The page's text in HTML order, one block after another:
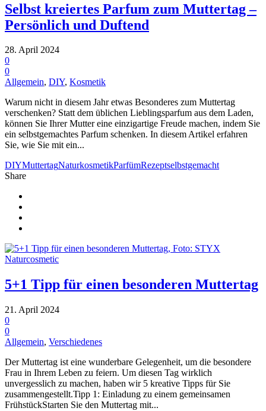
Selbst kreiertes Parfum zum Muttertag –
Persönlich und Duftend
28. April 2024
0
0
Allgemein, DIY, Kosmetik
Warum nicht in diesem Jahr etwas Besonderes zum Muttertag
verschenken? Statt dem üblichen Lieblingsparfum aus dem Laden,
können Sie Ihrer Mutter eine einzigartige Freude machen, indem Sie
ein selbstgemachtes Parfum schenken. In diesem Artikel erfahren
Sie, wie Sie mit ein...
DIYMuttertagNaturkosmetikParfümRezeptselbstgemacht
Share
5+1 Tipp für einen besonderen Muttertag
21. April 2024
0
0
Allgemein, Verschiedenes
Der Muttertag ist eine wunderbare Gelegenheit, um die besondere
Frau in Ihrem Leben zu feiern. Um diesen Tag wirklich
unvergesslich zu machen, haben wir 5 kreative Tipps für Sie
zusammengestellt.Tipp 1: Einladung zu einem gemeinsamen
FrühstückStarten Sie den Muttertag mit...